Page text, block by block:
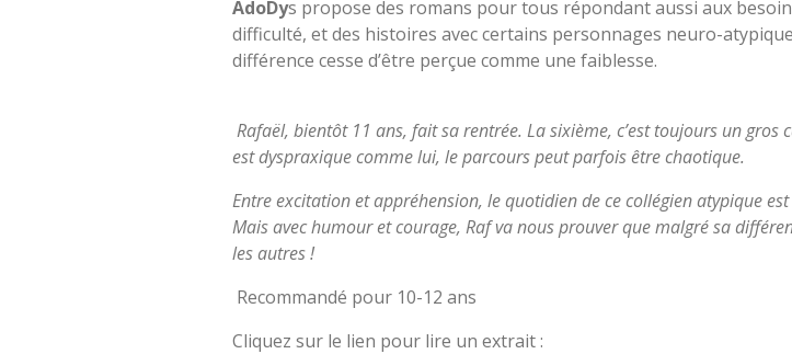
AdoDys propose des romans pour tous répondant aussi aux
difficulté, et des histoires avec certains personnages neuro-
différence cesse d’être perçue comme une faiblesse.
Rafaël, bientôt 11 ans, fait sa rentrée. La sixième, c’est toujours un gros
est dyspraxique comme lui, le parcours peut parfois être chaotique.
Entre excitation et appréhension, le quotidien de ce collégien atypique
Mais avec humour et courage, Raf va nous prouver que malgré sa
les autres !
Recommandé pour 10-12 ans
Cliquez sur le lien pour lire un extrait :